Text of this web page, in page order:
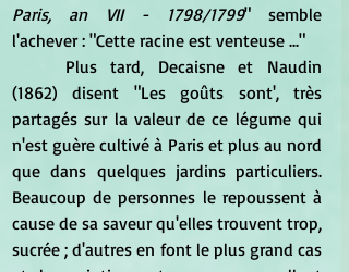
Paris, an VII - 1798/1799" semble
l'achever : "Cette racine est venteuse ..."
(1862) disent "Les goûts sont', très
partagés sur la valeur de ce légume qui
n'est guère cultivé à Paris et plus au nord
que dans quelques jardins particuliers.
Beaucoup de personnes le repoussent à
cause de sa saveur qu'elles trouvent trop,
sucrée ; d'autres en font le plus grand cas